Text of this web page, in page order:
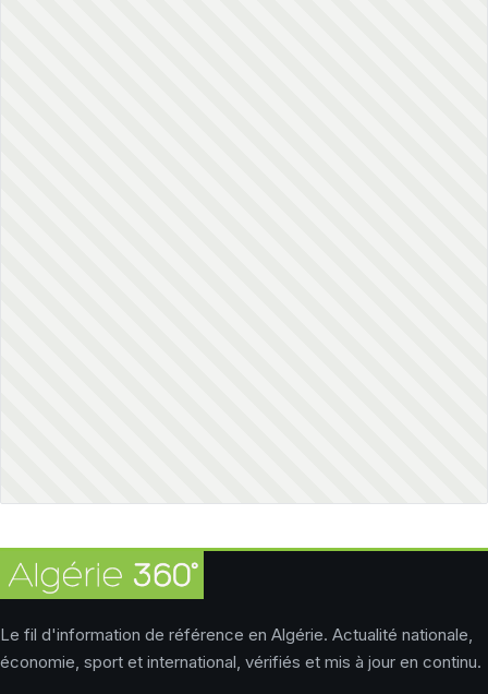
Le fil d'information de référence en Algérie. Actualité nationale,
économie, sport et international, vérifiés et mis à jour en continu.